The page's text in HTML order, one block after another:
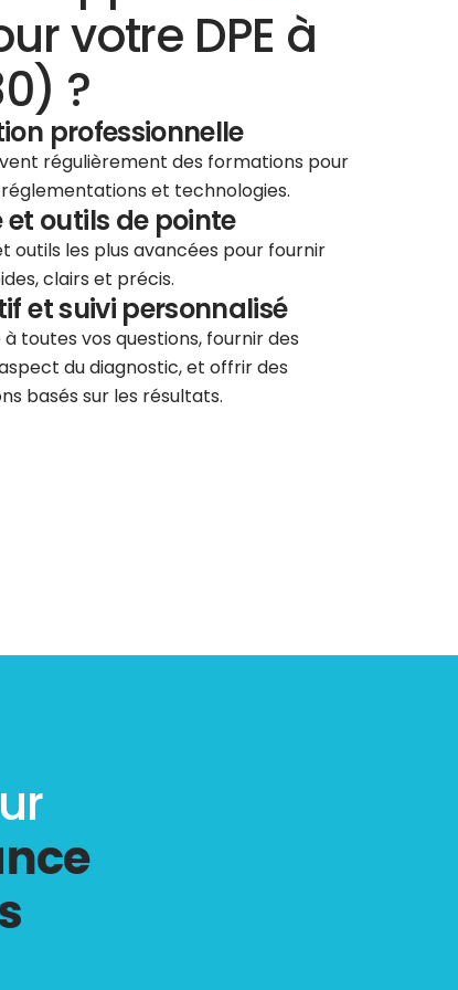
votre DPE à
?
professionnelle
régulièrement des formations pour
et technologies.
outils de pointe
outils les plus avancées pour fournir
clairs et précis.
et suivi personnalisé
toutes vos questions, fournir des
du diagnostic, et offrir des
basés sur les résultats.